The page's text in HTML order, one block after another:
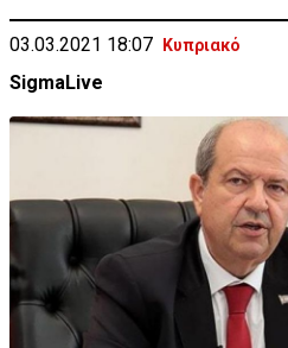
03.03.2021 18:07 Κυπριακό
SigmaLive